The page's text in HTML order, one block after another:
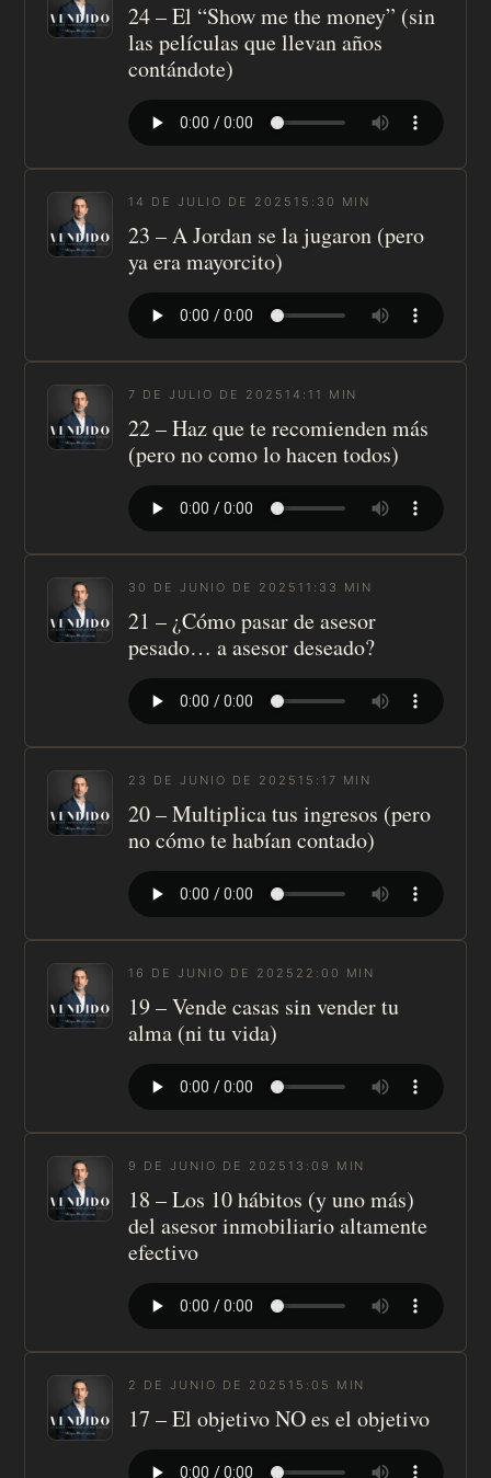
24 – El “Show me the money” (sin
las películas que llevan años
contándote)
14 DE JULIO DE 2025 15:30 MIN
23 – A Jordan se la jugaron (pero
ya era mayorcito)
7 DE JULIO DE 2025 14:11 MIN
22 – Haz que te recomienden más
(pero no como lo hacen todos)
30 DE JUNIO DE 2025 11:33 MIN
21 – ¿Cómo pasar de asesor
pesado… a asesor deseado?
23 DE JUNIO DE 2025 15:17 MIN
20 – Multiplica tus ingresos (pero
no cómo te habían contado)
16 DE JUNIO DE 2025 22:00 MIN
19 – Vende casas sin vender tu
alma (ni tu vida)
9 DE JUNIO DE 2025 13:09 MIN
18 – Los 10 hábitos (y uno más)
del asesor inmobiliario altamente
efectivo
2 DE JUNIO DE 2025 15:05 MIN
17 – El objetivo NO es el objetivo